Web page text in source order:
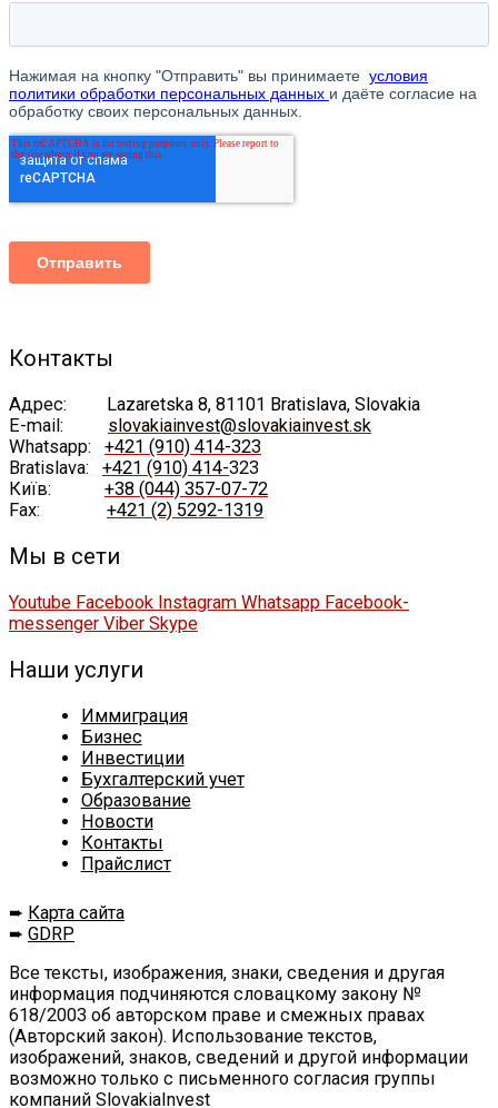
Контакты
Адрес:
Lazaretska 8, 81101 Bratislava, Slovakia
E-mail: slovakiainvest@slovakiainvest.sk
Whatsapp: +421 (910) 414-323
Bratislava: +421 (910) 414-323
Київ: +38 (044) 357-07-72
Fax: +421 (2) 5292-1319
Мы в сети
Youtube Facebook Instagram Whatsapp Facebook-
messenger Viber Skype
Наши услуги
Иммиграция
Бизнес
Инвестиции
Бухгалтерский учет
Образование
Новости
Контакты
Прайслист
➨ Карта сайта
➨ GDRP
Все тексты, изображения, знаки, сведения и другая
информация подчиняются словацкому закону №
618/2003 об авторском праве и смежных правах
(Авторский закон). Использование текстов,
изображений, знаков, сведений и другой информации
возможно только с письменного согласия группы
компаний SlovakiaInvest